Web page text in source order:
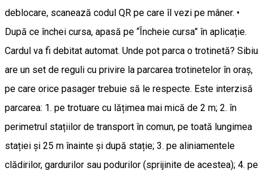
deblocare, scanează codul QR pe care îl vezi pe mâner. •
După ce închei cursa, apasă pe “Încheie cursa” în aplicație.
Cardul va fi debitat automat. Unde pot parca o trotinetă? Sibiu
are un set de reguli cu privire la parcarea trotinetelor în oraș,
pe care orice pasager trebuie să le respecte. Este interzisă
parcarea: 1. pe trotuare cu lățimea mai mică de 2 m; 2. în
perimetrul stațiilor de transport în comun, pe toată lungimea
stației și 25 m înainte și după stație; 3. pe aliniamentele
clădirilor, gardurilor sau podurilor (sprijinite de acestea); 4. pe